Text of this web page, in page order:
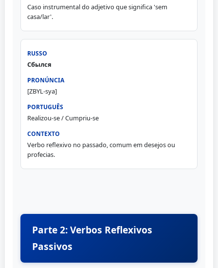
Caso instrumental do adjetivo que significa 'sem
casa/lar'.
Сбылся
[ZBYL-sya]
Realizou-se / Cumpriu-se
Verbo reflexivo no passado, comum em desejos ou
profecias.
Parte 2: Verbos Reflexivos
Passivos